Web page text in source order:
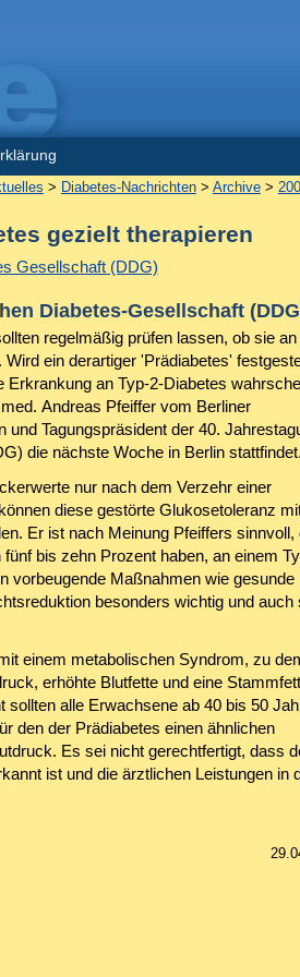
> Diabetes-Nachrichten> Archive>
gezielt therapieren
Gesellschaft (DDG)
Diabetes-Gesellschaft
regelmäßig prüfen lassen, ob sie an
ein derartiger 'Prädiabetes'
Erkrankung an Typ-2-Diabetes
Andreas Pfeiffer vom Berliner
Tagungspräsident der 40.
die nächste Woche in Berlin stattfindet.
nur nach dem Verzehr einer
diese gestörte Glukosetoleranz
Er ist nach Meinung Pfeiffers sinnvoll,
bis zehn Prozent haben, an einem
vorbeugende Maßnahmen wie gesunde
besonders wichtig und auch
einem metabolischen Syndrom, zu
erhöhte Blutfette und eine
sollten alle Erwachsene ab 40 bis 50
den der Prädiabetes einen ähnlichen
Es sei nicht gerechtfertigt, dass
ist und die ärztlichen Leistungen in